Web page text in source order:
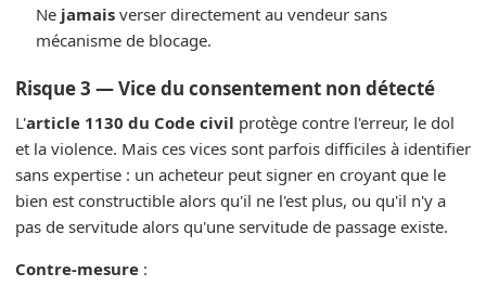
Ne jamaisverser directement au vendeur sans
mécanisme de blocage.
Risque 3 — Vice du consentement non détecté
L'article 1130 du Code civil protège contre l'erreur, le dol
et la violence. Mais ces vices sont parfois difficiles à identifier
sans expertise : un acheteur peut signer en croyant que le
bien est constructible alors qu'il ne l'est plus, ou qu'il n'y a
pas de servitude alors qu'une servitude de passage existe.
Contre-mesure :